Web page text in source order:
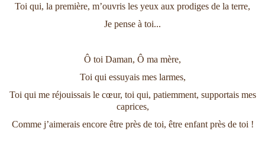
Toi qui, la première, m’ouvris les yeux aux prodiges de la terre,
Je pense à toi...
Ô toi Daman, Ô ma mère,
Toi qui essuyais mes larmes,
Toi qui me réjouissais le cœur, toi qui, patiemment, supportais mes
caprices,
Comme j’aimerais encore être près de toi, être enfant près de toi !